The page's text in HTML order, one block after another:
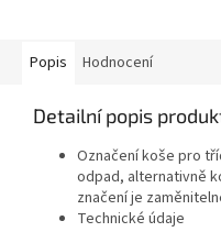
Popis Hodnocení
Detailní popis
Označení koše pro
odpad, alternativně
značení je
Technické údaje